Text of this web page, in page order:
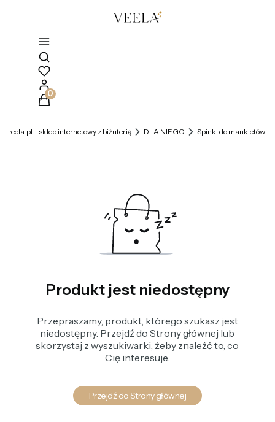
Otwórz wyszukiwarkę
Produkty w koszyku: 0. Zobacz szczegóły
veela.pl - sklep internetowy z biżuterią DLA NIEGO Spinki do mankietów
Produkt jest niedostępny
Przepraszamy, produkt, którego szukasz jest
niedostępny. Przejdź do Strony głównej lub
skorzystaj z wyszukiwarki, żeby znaleźć to, co
Cię interesuje.
Przejdź do Strony głównej